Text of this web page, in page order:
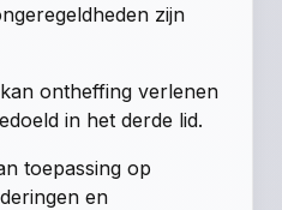
zijn
ontheffing verlenen
in het derde lid.
toepassing op
en